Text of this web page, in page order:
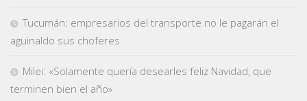
Tucumán: empresarios del transporte no le pagarán el
aguinaldo sus choferes
Milei: «Solamente quería desearles feliz Navidad, que
terminen bien el año»